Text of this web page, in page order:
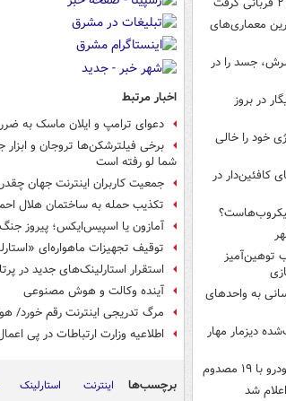
معماری‌های
جسد را در
در بروز
خود را خالی
کافئین‌دار در
توهین‌آمیز
به واحدهای
دیزمار مهار
شد
اخبار مرتبط
دعوای ترامپ و ایلان ماسک به
برخی فیلترشکن‌ها تروجان و
شما لو رفته است
جمعیت کاربران اینترنت جهان
تکذیب حمله به ساختمان هلال
آمازون یا اسپیس‌ایکس؛ پیروز
توقیف تجهیزات ماهواره‌ای
استقرار استارلینک‌های جدید در
آینده وکالت و هوش مصنوعی
مرگ تدریجی اینترنت رقم خورد/
اطلاعیه وزارت ارتباطات در پی
برچسب‌ها اینترنت استارلینک